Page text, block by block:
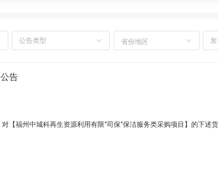
省份地区
告
【福州中城科再生资源利用有限*司保*保洁服务类采购项目】的下述
有能力响应本招标文件要求提供货物及服务的国内供应商。(投标人